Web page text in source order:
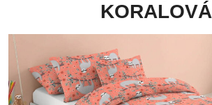
KORALOVÁ